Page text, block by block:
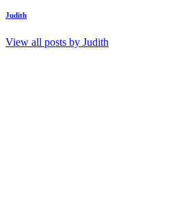
Judith
View all posts by Judith